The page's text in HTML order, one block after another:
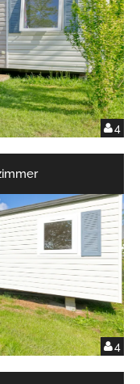
4
4